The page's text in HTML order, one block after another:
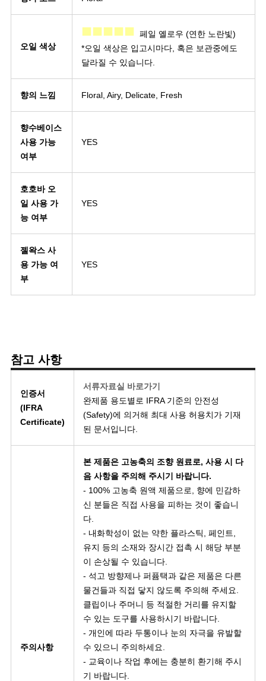
오일 색상
■■■■■ 페일 옐로우 (연한 노란빛)
*오일 색상은 입고시마다, 혹은 보관중에도
달라질 수 있습니다.
향의 느낌 Floral, Airy, Delicate, Fresh
향수베이스
사용 가능
여부
YES
호호바 오
일 사용 가
능 여부
YES
젤왁스 사
용 가능 여
부
YES
참고 사항
인증서
(IFRA
Certificate)
서류자료실 바로가기
완제품 용도별로 IFRA 기준의 안전성
(Safety)에 의거해 최대 사용 허용치가 기재
된 문서입니다.
주의사항
본 제품은 고농축의 조향 원료로, 사용 시 다
음 사항을 주의해 주시기 바랍니다.
- 100% 고농축 원액 제품으로, 향에 민감하
신 분들은 직접 사용을 피하는 것이 좋습니
다.
- 내화학성이 없는 약한 플라스틱, 페인트,
유지 등의 소재와 장시간 접촉 시 해당 부분
이 손상될 수 있습니다.
- 석고 방향제나 퍼퓸택과 같은 제품은 다른
물건들과 직접 닿지 않도록 주의해 주세요.
클립이나 주머니 등 적절한 거리를 유지할
수 있는 도구를 사용하시기 바랍니다.
- 개인에 따라 두통이나 눈의 자극을 유발할
수 있으니 주의하세요.
- 교육이나 작업 후에는 충분히 환기해 주시
기 바랍니다.